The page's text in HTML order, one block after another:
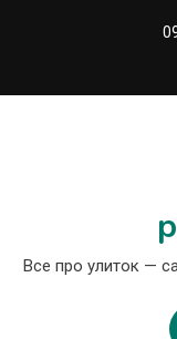
Все про улиток —